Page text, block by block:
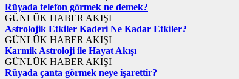
Rüyada telefon görmek ne demek?
GÜNLÜK HABER AKIŞI
Astrolojik Etkiler Kaderi Ne Kadar Etkiler?
GÜNLÜK HABER AKIŞI
Karmik Astroloji ile Hayat Akışı
GÜNLÜK HABER AKIŞI
Rüyada çanta görmek neye işarettir?